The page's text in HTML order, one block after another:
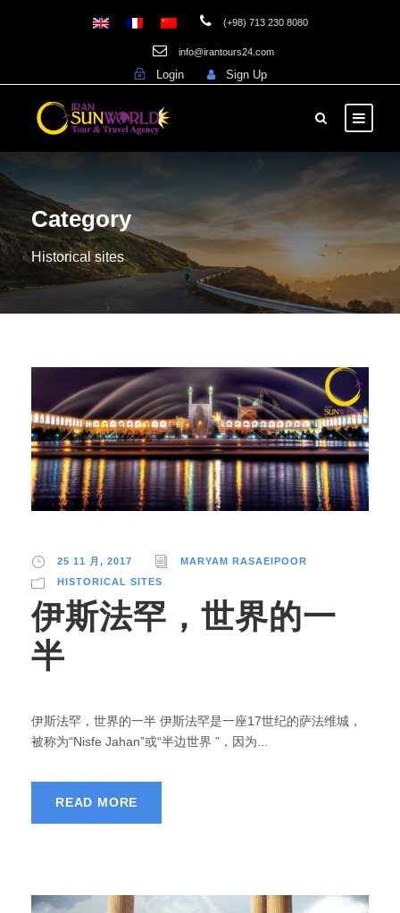
(+98) 713 230 8080
info@irantours24.com
Login Sign Up
Category
Historical sites
25 11 月, 2017
MARYAM RASAEIPOOR
HISTORICAL SITES
伊斯法罕，世界的一
半
伊斯法罕，世界的一半 伊斯法罕是一座17世纪的萨法维城，
被称为“Nisfe Jahan”或“半边世界 ”，因为...
READ MORE